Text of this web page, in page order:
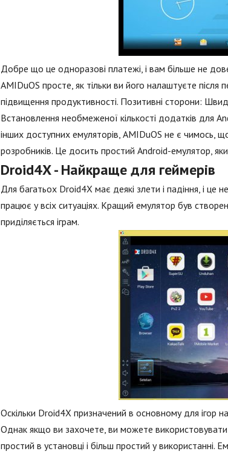
Добре що це одноразові платежі, і вам більше не
AMIDuOS просте, як тільки ви його налаштуєте після
підвищення продуктивності. Позитивні сторони:
Встановлення необмеженої кількості додатків для
інших доступних емуляторів, AMIDuOS не є чимось,
розробників. Це досить простий Android-емулятор,
Droid4X - Найкраще для геймерів
Для багатьох Droid4X має деякі злети і падіння, і
працює у всіх ситуаціях. Кращий емулятор був
приділяється іграм.
Оскільки Droid4X призначений в основному для ігор
Однак якщо ви захочете, ви можете використовувати
простий в установці і більш простий у використанні.